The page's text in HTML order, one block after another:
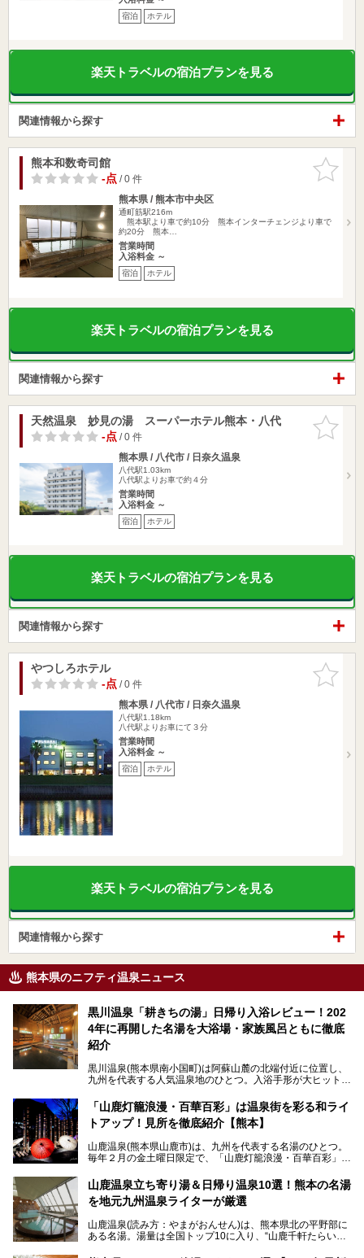
宿泊 ホテル
楽天トラベルの宿泊プランを見る
関連情報から探す
お気に入
りに追加
熊本和数奇司館
-点/ 0 件
熊本県 / 熊本市中央区
通町筋駅216m
熊本駅より車で約10分 熊本インターチェンジより車で
約20分 熊本…
営業時間
入浴料金 ～
宿泊 ホテル
楽天トラベルの宿泊プランを見る
関連情報から探す
お気に入
りに追加
天然温泉 妙見の湯 スーパーホテル熊本・八代
-点/ 0 件
熊本県 / 八代市 / 日奈久温泉
八代駅1.03km
八代駅よりお車で約４分
営業時間
入浴料金 ～
宿泊 ホテル
楽天トラベルの宿泊プランを見る
関連情報から探す
お気に入
りに追加
やつしろホテル
-点/ 0 件
熊本県 / 八代市 / 日奈久温泉
八代駅1.18km
八代駅よりお車にて３分
営業時間
入浴料金 ～
宿泊 ホテル
楽天トラベルの宿泊プランを見る
関連情報から探す
熊本県のニフティ温泉ニュース
黒川温泉「耕きちの湯」日帰り入浴レビュー！202
4年に再開した名湯を大浴場・家族風呂ともに徹底
紹介
黒川温泉(熊本県南小国町)は阿蘇山麓の北端付近に位置し、
九州を代表する人気温泉地のひとつ。入浴手形が大ヒット
す。
中でも「耕きち(こうきち)の湯」は露天風呂を持たないもの
り一度廃業しましたが、2024年10月に営業再開。数多くの
温泉ファンに注目される名湯です。
今回は再開した耕きちの湯を訪問し、全浴室(男女別大浴
「山鹿灯籠浪漫・百華百彩」は温泉街を彩る和ライ
トアップ！見所を徹底紹介【熊本】
山鹿温泉(熊本県山鹿市)は、九州を代表する名湯のひとつ。
毎年２月の金土曜日限定で、「山鹿灯籠浪漫・百華百彩」
ます。和傘や竹、ろうそくなどを用いて、和情緒たっぷりの
ライトアップが無料で楽しめます。
日、の合計8日間開催。今回は地元九州在住の筆者が、その
見所を徹底紹介。併せて、その他イベントや立ち寄り湯も併
山鹿温泉立ち寄り湯＆日帰り温泉10選！熊本の名湯
を地元九州温泉ライターが厳選
山鹿温泉(読み方：やまがおんせん)は、熊本県北の平野部に
ある名湯。湯量は全国トップ10に入り、“山鹿千軒たらいな